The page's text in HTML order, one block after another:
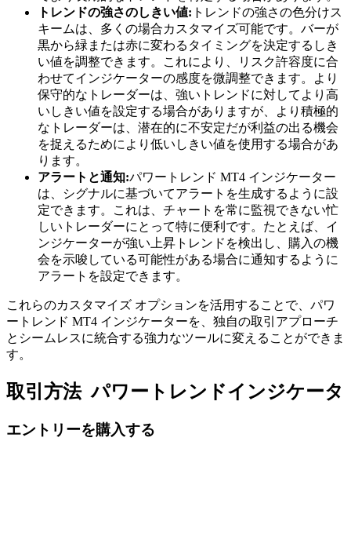
トレンドの強さのしきい値: トレンドの強さの色分けス
キームは、多くの場合カスタマイズ可能です。バーが
黒から緑または赤に変わるタイミングを決定するしき
い値を調整できます。これにより、リスク許容度に合
わせてインジケーターの感度を微調整できます。より
保守的なトレーダーは、強いトレンドに対してより高
いしきい値を設定する場合がありますが、より積極的
なトレーダーは、潜在的に不安定だが利益の出る機会
を捉えるためにより低いしきい値を使用する場合があ
ります。
アラートと通知:パワートレンド MT4 インジケーター
は、シグナルに基づいてアラートを生成するように設
定できます。これは、チャートを常に監視できない忙
しいトレーダーにとって特に便利です。たとえば、イ
ンジケーターが強い上昇トレンドを検出し、購入の機
会を示唆している可能性がある場合に通知するように
アラートを設定できます。
これらのカスタマイズ オプションを活用することで、パワ
ートレンド MT4 インジケーターを、独自の取引アプローチ
とシームレスに統合する強力なツールに変えることができま
す。
取引方法 パワートレンドインジケータ
エントリーを購入する